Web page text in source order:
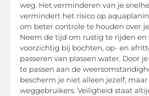
weg. Het verminderen van je
vermindert het risico op
om beter controle te houden over
Neem de tijd om rustig te rijden en
voorzichtig bij bochten, op- en
passeren van plassen water. Door
te passen aan de
bescherm je niet alleen jezelf,
weggebruikers. Veiligheid staat